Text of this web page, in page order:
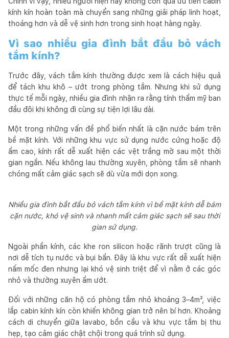
kính kín hoàn toàn mà chuyển sang những giải pháp linh hoạt,
thoáng hơn và dễ vệ sinh hơn trong sinh hoạt hàng ngày.
Vì sao nhiều gia đình bắt đầu bỏ vách
tắm kính?
Trước đây, vách tắm kính thường được xem là cách hiệu quả
để tách khu khô – ướt trong phòng tắm. Nhưng khi sử dụng
thực tế mỗi ngày, nhiều gia đình nhận ra rằng tính thẩm mỹ ban
đầu đôi khi không đi cùng sự tiện lợi lâu dài.
Một trong những vấn đề phổ biến nhất là cặn nước bám trên
bề mặt kính. Với những khu vực sử dụng nước cứng hoặc độ
ẩm cao, kính rất dễ xuất hiện các vệt trắng mờ sau một thời
gian ngắn. Nếu không lau thường xuyên, phòng tắm sẽ nhanh
chóng mất cảm giác sạch sẽ dù vừa mới dọn xong.
Nhiều gia đình bắt đầu bỏ vách tắm kính vì bề mặt kính dễ bám
cặn nước, khó vệ sinh và nhanh mất cảm giác sạch sẽ sau thời
gian sử dụng.
Ngoài phần kính, các khe ron silicon hoặc rãnh trượt cũng là
nơi dễ tích tụ nước và bụi bẩn. Đây là khu vực rất dễ xuất hiện
nấm mốc đen nhưng lại khó vệ sinh triệt để vì nằm ở các góc
nhỏ và thường xuyên ẩm ướt.
Đối với những căn hộ có phòng tắm nhỏ khoảng 3–4m², việc
lắp cabin kính kín còn khiến không gian trở nên bí hơn. Khoảng
cách di chuyển giữa lavabo, bồn cầu và khu vực tắm bị thu
hẹp, tạo cảm giác chật chội trong quá trình sử dụng.